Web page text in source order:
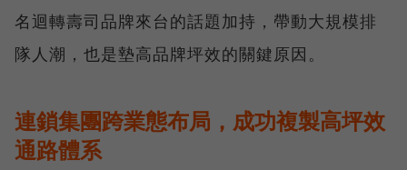
名迴轉壽司品牌來台的話題加持，帶動大規模排
隊人潮，也是墊高品牌坪效的關鍵原因。
連鎖集團跨業態布局，成功複製高坪效
通路體系